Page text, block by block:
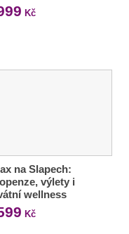
Kč
na Slapech:
výlety i
wellness
Kč